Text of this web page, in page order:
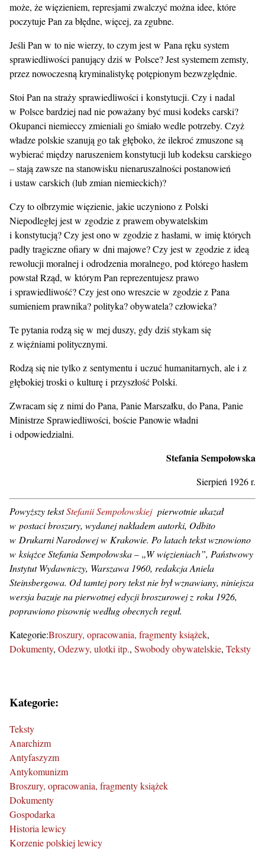
może, że więzieniem, represjami zwalczyć można idee, które
poczytuje Pan za błędne, więcej, za zgubne.
Jeśli Pan w to nie wierzy, to czym jest w Pana ręku system
sprawiedliwości panujący dziś w Polsce? Jest systemem zemsty,
przez nowoczesną kryminalistykę potępionym bezwzględnie.
Stoi Pan na straży sprawiedliwości i konstytucji. Czy i nadal
w Polsce bardziej nad nie poważany być musi kodeks carski?
Okupanci niemieccy zmieniali go śmiało wedle potrzeby. Czyż
władze polskie szanują go tak głęboko, że ilekroć zmuszone są
wybierać między naruszeniem konstytucji lub kodeksu carskiego
– stają zawsze na stanowisku nienaruszalności postanowień
i ustaw carskich (lub zmian niemieckich)?
Czy to olbrzymie więzienie, jakie uczyniono z Polski
Niepodległej jest w zgodzie z prawem obywatelskim
i konstytucją? Czy jest ono w zgodzie z hasłami, w imię których
padły tragiczne ofiary w dni majowe? Czy jest w zgodzie z ideą
rewolucji moralnej i odrodzenia moralnego, pod którego hasłem
powstał Rząd, w którym Pan reprezentujesz prawo
i sprawiedliwość? Czy jest ono wreszcie w zgodzie z Pana
sumieniem prawnika? polityka? obywatela? człowieka?
Te pytania rodzą się w mej duszy, gdy dziś stykam się
z więźniami politycznymi.
Rodzą się nie tylko z sentymentu i uczuć humanitarnych, ale i z
głębokiej troski o kulturę i przyszłość Polski.
Zwracam się z nimi do Pana, Panie Marszałku, do Pana, Panie
Ministrze Sprawiedliwości, boście Panowie władni
i odpowiedzialni.
Stefania Sempołowska
Sierpień 1926 r.
Powyższy tekstStefanii Sempołowskiejpierwotnie ukazał
w postaci broszury, wydanej nakładem autorki, Odbito
w Drukarni Narodowej w Krakowie. Po latach tekst wznowiono
w książce Stefania Sempołowska – „W więzieniach”, Państwowy
Instytut Wydawniczy, Warszawa 1960, redakcja Aniela
Steinsbergowa. Od tamtej pory tekst nie był wznawiany, niniejsza
wersja bazuje na pierwotnej edycji broszurowej z roku 1926,
poprawiono pisownię według obecnych reguł.
Kategorie:Broszury, opracowania, fragmenty książek
Dokumenty Odezwy, ulotki itp. Swobody obywatelskie Teksty
Kategorie:
Teksty
Anarchizm
Antyfaszyzm
Antykomunizm
Broszury, opracowania, fragmenty książek
Dokumenty
Gospodarka
Historia lewicy
Korzenie polskiej lewicy